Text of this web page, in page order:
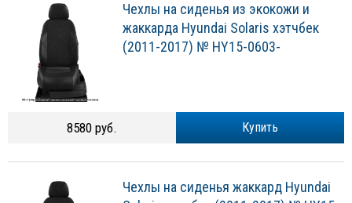
Чехлы на сиденья из экокожи и
жаккарда Hyundai Solaris хэтчбек
(2011-2017) № HY15-0603-
Купить
8580 руб.
Чехлы на сиденья жаккард Hyundai